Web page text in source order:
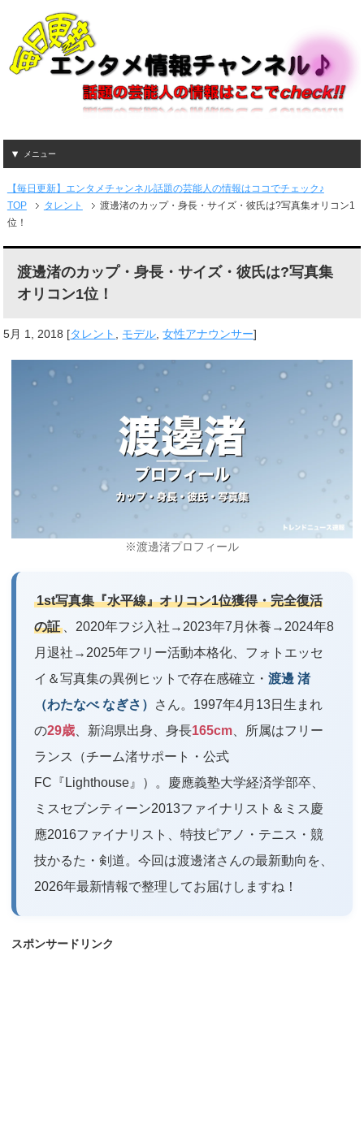
メニュー
【毎日更新】エンタメチャンネル話題の芸能人の情報はココでチェック♪
TOP
タレント
渡邊渚のカップ・身長・サイズ・彼氏は?写真集オリコン1
位！
渡邊渚のカップ・身長・サイズ・彼氏は?写真集
オリコン1位！
5月 1, 2018 [タレント , モデル,女性アナウンサー]
※渡邊渚プロフィール
1st写真集『水平線』オリコン1位獲得・完全復活
の証
、2020年フジ入社→2023年7月休養→2024年8
月退社→2025年フリー活動本格化、フォトエッセ
イ＆写真集の異例ヒットで存在感確立・渡邊 渚
（わたなべ なぎさ） さん。1997年4月13日生まれ
の29歳 、新潟県出身、身長165cm 、所属はフリー
ランス（チーム渚サポート・公式
FC『Lighthouse』）。慶應義塾大学経済学部卒、
ミスセブンティーン2013ファイナリスト＆ミス慶
應2016ファイナリスト、特技ピアノ・テニス・競
技かるた・剣道。今回は渡邊渚さんの最新動向を、
2026年最新情報で整理してお届けしますね！
スポンサードリンク